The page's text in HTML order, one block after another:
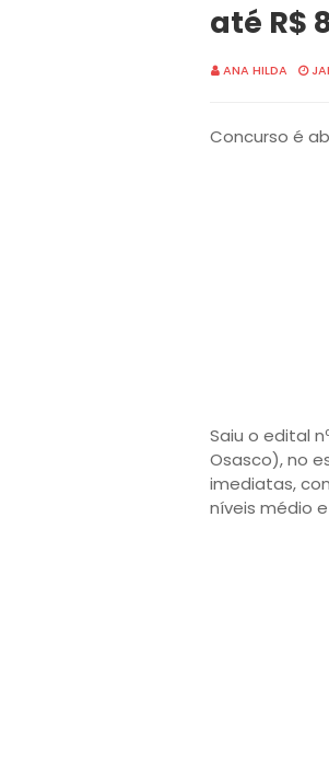
até R$
ANA HILDA
Concurso é
Saiu o edital
Osasco), no
imediatas,
níveis médio